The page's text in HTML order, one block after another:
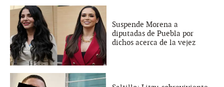
Suspende Morena a
diputadas de Puebla por
dichos acerca de la vejez